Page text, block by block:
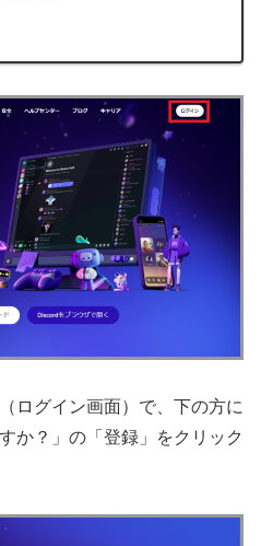
ログイン画面）で、下の方に
か？」の「登録」をクリック